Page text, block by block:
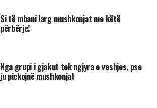
Si të mbani larg mushkonjat me këtë
përbërje!
Nga grupi i gjakut tek ngjyra e veshjes, pse
ju pickojnë mushkonjat